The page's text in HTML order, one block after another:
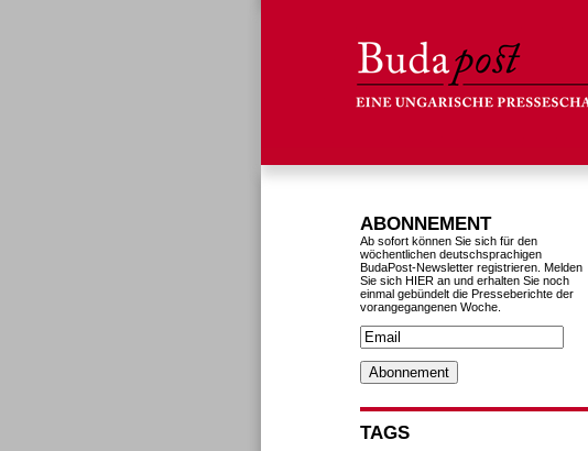
ABONNEMENT
Ab sofort können Sie sich für den
wöchentlichen deutschsprachigen
BudaPost-Newsletter registrieren. Melden
Sie sich HIER an und erhalten Sie noch
einmal gebündelt die Presseberichte der
vorangegangenen Woche.
TAGS